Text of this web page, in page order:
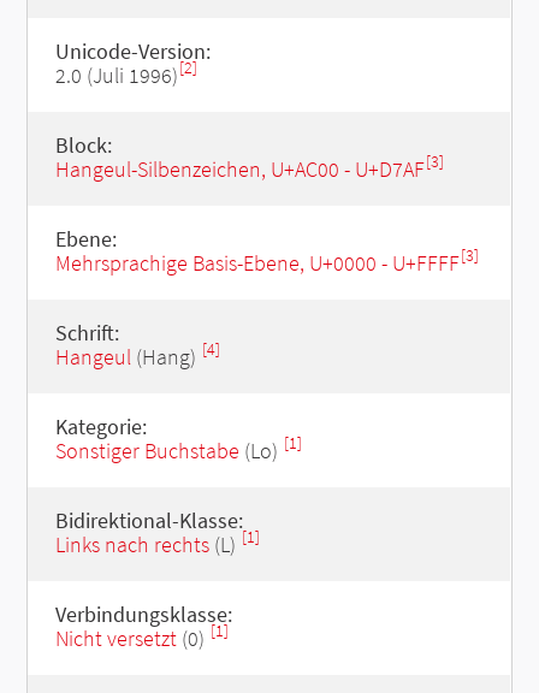
Unicode-Version:
2.0 (Juli 1996)[2]
Block:
Hangeul-Silbenzeichen, U+AC00 - U+D7AF[3]
Ebene:
Mehrsprachige Basis-Ebene, U+0000 - U+FFFF[3]
Schrift:
Hangeul(Hang) [4]
Kategorie:
Sonstiger Buchstabe (Lo) [1]
Bidirektional-Klasse:
Links nach rechts(L) [1]
Verbindungsklasse:
Nicht versetzt(0) [1]